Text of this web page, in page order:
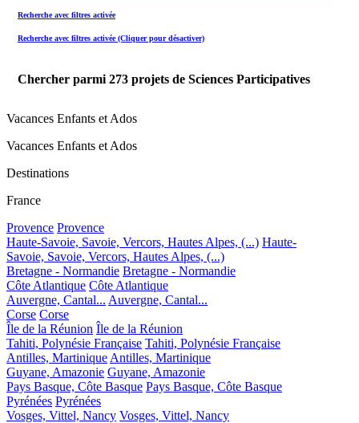
Recherche avec filtres activée
Recherche avec filtres activée (Cliquer pour désactiver)
Chercher parmi 273 projets de Sciences Participatives
Vacances Enfants et Ados
Vacances Enfants et Ados
Destinations
France
Provence Provence
Haute-Savoie, Savoie, Vercors, Hautes Alpes, (...) Haute-
Savoie, Savoie, Vercors, Hautes Alpes, (...)
Bretagne - Normandie Bretagne - Normandie
Côte Atlantique Côte Atlantique
Auvergne, Cantal... Auvergne, Cantal...
Corse Corse
Île de la Réunion Île de la Réunion
Tahiti, Polynésie Française Tahiti, Polynésie Française
Antilles, Martinique Antilles, Martinique
Guyane, Amazonie Guyane, Amazonie
Pays Basque, Côte Basque Pays Basque, Côte Basque
Pyrénées Pyrénées
Vosges, Vittel, Nancy Vosges, Vittel, Nancy